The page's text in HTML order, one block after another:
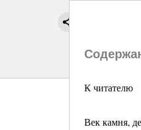
К читателю
Век камня,